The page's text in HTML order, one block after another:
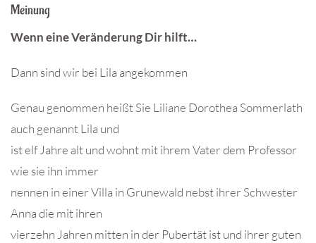
Meinung
Wenn eine Veränderung Dir hilft…
Dann sind wir bei Lila angekommen
Genau genommen heißt Sie Liliane Dorothea Sommerlath
auch genannt Lila und
ist elf Jahre alt und wohnt mit ihrem Vater dem Professor
wie sie ihn immer
nennen in einer Villa in Grunewald nebst ihrer Schwester
Anna die mit ihren
vierzehn Jahren mitten in der Pubertät ist und ihrer guten